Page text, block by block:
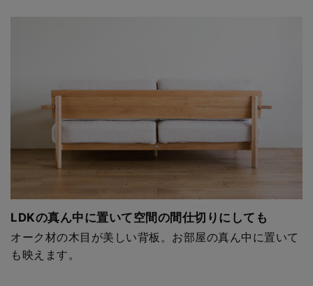
LDKの真ん中に置いて空間の間仕切りにしても
オーク材の木目が美しい背板。お部屋の真ん中に置いて
も映えます。